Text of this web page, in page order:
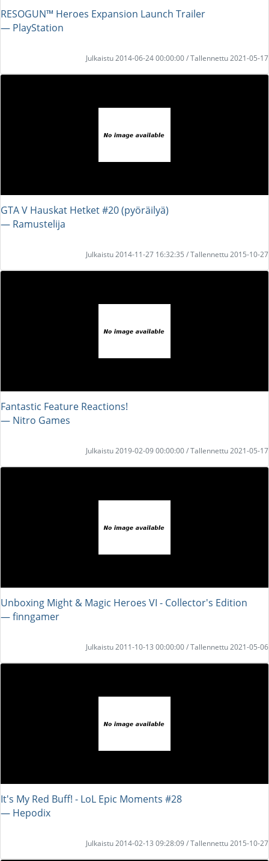
RESOGUN™ Heroes Expansion Launch Trailer
― PlayStation
Julkaistu 2014-06-24 00:00:00 / Tallennettu 2021-05-17
GTA V Hauskat Hetket #20 (pyöräilyä)
― Ramustelija
Julkaistu 2014-11-27 16:32:35 / Tallennettu 2015-10-27
Fantastic Feature Reactions!
― Nitro Games
Julkaistu 2019-02-09 00:00:00 / Tallennettu 2021-05-17
Unboxing Might & Magic Heroes VI - Collector's Edition
― finngamer
Julkaistu 2011-10-13 00:00:00 / Tallennettu 2021-05-06
It's My Red Buff! - LoL Epic Moments #28
― Hepodix
Julkaistu 2014-02-13 09:28:09 / Tallennettu 2015-10-27